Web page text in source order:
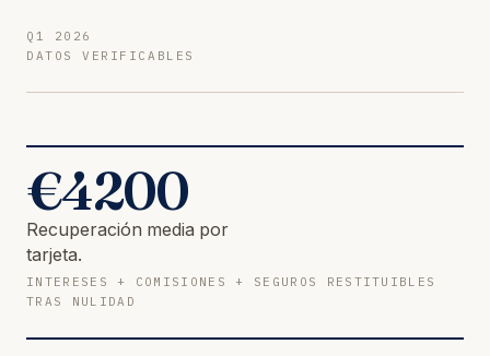
Q1 2026
DATOS VERIFICABLES
€4200
Recuperación media por
tarjeta.
INTERESES + COMISIONES + SEGUROS RESTITUIBLES
TRAS NULIDAD